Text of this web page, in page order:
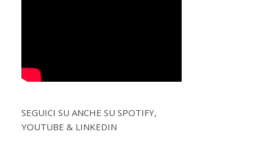
SEGUICI SU ANCHE SU SPOTIFY,
YOUTUBE & LINKEDIN